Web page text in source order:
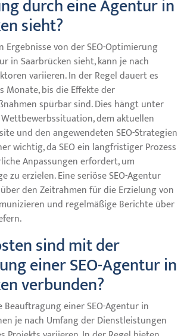
durch eine Agentur in
sieht?
Ergebnisse von der SEO-Optimierung
in Saarbrücken sieht, kann je nach
variieren. In der Regel dauert es
Monate, bis die Effekte der
spürbar sind. Dies hängt unter
dem aktuellen
und den angewendeten SEO-Strategien
wichtig, da SEO ein langfristiger Prozess
Anpassungen erfordert, um
zu erzielen. Eine seriöse SEO-Agentur
den Zeitrahmen für die Erzielung von
und regelmäßige Berichte über
sind mit der
einer SEO-Agentur in
verbunden?
Beauftragung einer SEO-Agentur in
je nach Umfang der Dienstleistungen